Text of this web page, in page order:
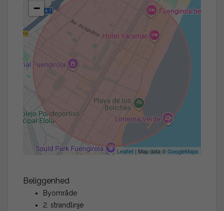
−
Leaflet | Map data ©GoogleMaps
Beliggenhed
Byområde
2. strandlinje